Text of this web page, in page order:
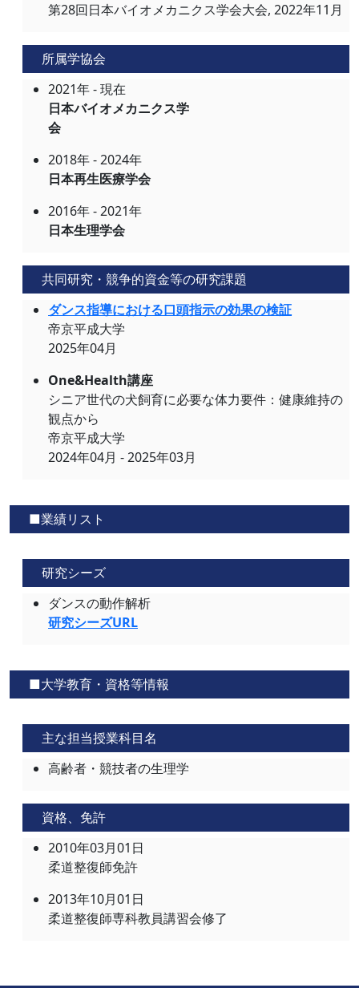
第28回日本バイオメカニクス学会大会, 2022年11月
所属学協会
2021年 - 現在
日本バイオメカニクス学
会
2018年 - 2024年
日本再生医療学会
2016年 - 2021年
日本生理学会
共同研究・競争的資金等の研究課題
ダンス指導における口頭指示の効果の検証
帝京平成大学
2025年04月
One&Health講座
シニア世代の犬飼育に必要な体力要件：健康維持の
観点から
帝京平成大学
2024年04月 - 2025年03月
■業績リスト
研究シーズ
ダンスの動作解析
研究シーズURL
■大学教育・資格等情報
主な担当授業科目名
高齢者・競技者の生理学
資格、免許
2010年03月01日
柔道整復師免許
2013年10月01日
柔道整復師専科教員講習会修了